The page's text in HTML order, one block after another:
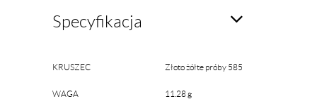
Specyfikacja
KRUSZEC Złoto żółte próby 585
WAGA 11.28 g